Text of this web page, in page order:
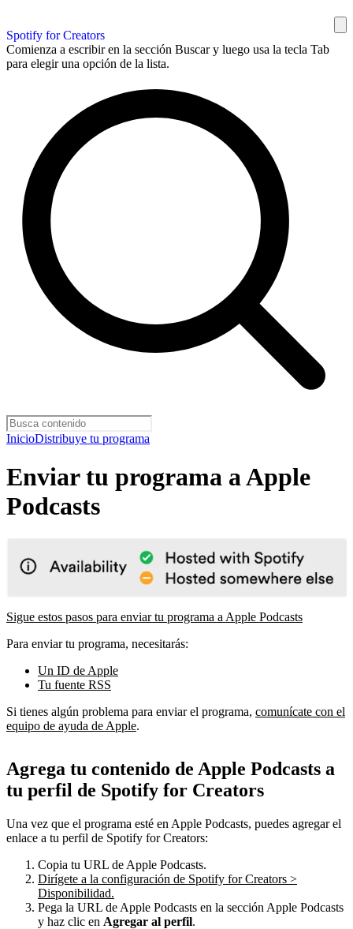
Spotify for Creators
Comienza a escribir en la sección Buscar y luego usa la tecla Tab
para elegir una opción de la lista.
InicioDistribuye tu programa
Enviar tu programa a Apple
Podcasts
Sigue estos pasos para enviar tu programa a Apple Podcasts
Para enviar tu programa, necesitarás:
Un ID de Apple
Tu fuente RSS
Si tienes algún problema para enviar el programa, comunícate con el
equipo de ayuda de Apple.
Agrega tu contenido de Apple Podcasts a
tu perfil de Spotify for Creators
Una vez que el programa esté en Apple Podcasts, puedes agregar el
enlace a tu perfil de Spotify for Creators:
Copia tu URL de Apple Podcasts.
Dirígete a la configuración de Spotify for Creators >
Disponibilidad.
Pega la URL de Apple Podcasts en la sección Apple Podcasts
y haz clic en Agregar al perfil.